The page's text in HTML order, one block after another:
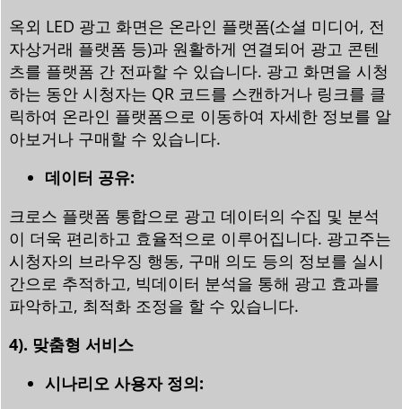
옥외 LED 광고 화면은 온라인 플랫폼(소셜 미디어, 전
자상거래 플랫폼 등)과 원활하게 연결되어 광고 콘텐
츠를 플랫폼 간 전파할 수 있습니다. 광고 화면을 시청
하는 동안 시청자는 QR 코드를 스캔하거나 링크를 클
릭하여 온라인 플랫폼으로 이동하여 자세한 정보를 알
아보거나 구매할 수 있습니다.
데이터 공유:
크로스 플랫폼 통합으로 광고 데이터의 수집 및 분석
이 더욱 편리하고 효율적으로 이루어집니다. 광고주는
시청자의 브라우징 행동, 구매 의도 등의 정보를 실시
간으로 추적하고, 빅데이터 분석을 통해 광고 효과를
파악하고, 최적화 조정을 할 수 있습니다.
4). 맞춤형 서비스
시나리오 사용자 정의: